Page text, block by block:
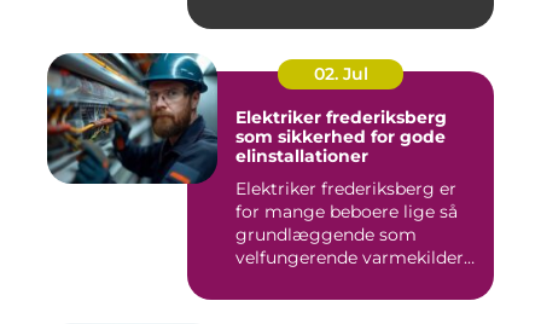
02. Jul
Elektriker frederiksberg
som sikkerhed for gode
elinstallationer
Elektriker frederiksberg er
for mange beboere lige så
grundlæggende som
velfungerende varmekilder